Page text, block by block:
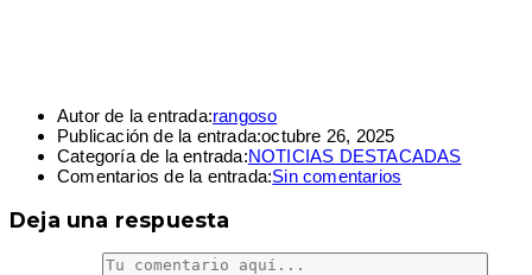
Autor de la entrada:rangoso
Publicación de la entrada:octubre 26, 2025
Categoría de la entrada:NOTICIAS DESTACADAS
Comentarios de la entrada:Sin comentarios
Deja una respuesta